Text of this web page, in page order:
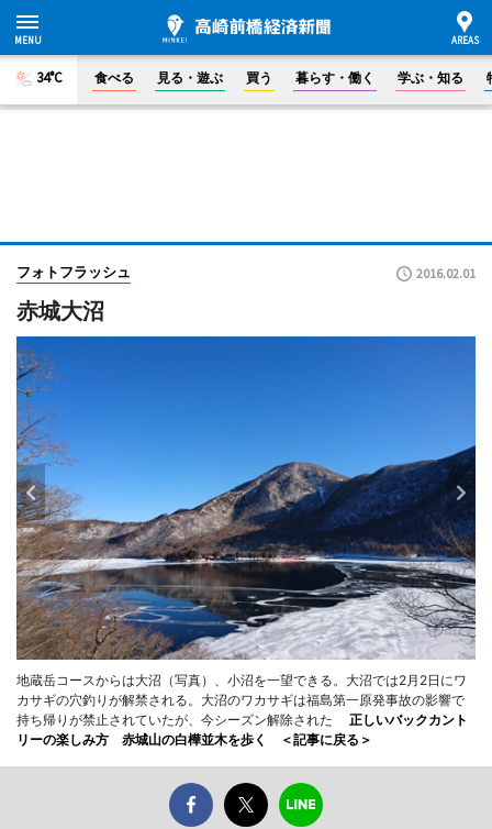
34°C 食べる 見る・遊ぶ 買う 暮らす・働く 学ぶ・知る
フォトフラッシュ 2016.02.01
赤城大沼
地蔵岳コースからは大沼（写真）、小沼を一望できる。大沼では2月2日にワ
カサギの穴釣りが解禁される。大沼のワカサギは福島第一原発事故の影響で
持ち帰りが禁止されていたが、今シーズン解除された
正しいバックカント
リーの楽しみ方 赤城山の白樺並木を歩く ＜記事に戻る＞